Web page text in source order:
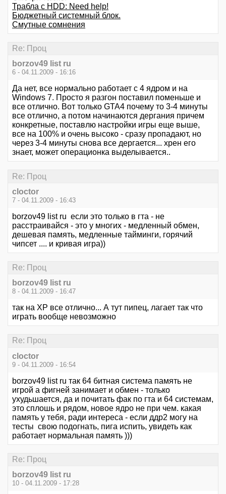
Трабла с HDD: Need help!
Бюджетный системный блок.
Смутные сомнения
Re: Проц
borzov49 list ru
6 - 04.11.2009 - 16:16
Да нет, все нормально работает с 4 ядром и на
Windows 7. Просто я разгон поставил поменьше и
все отлично. Вот только GTA4 почему то 3-4 минуты
все отлично, а потом начинаются дергания причем
конкретные, поставлю настройки игры еще выше,
все на 100% и очень высоко - сразу пропадают, но
через 3-4 минуты снова все дергается... хрен его
знает, может операционка выделывается..
Re: Проц
cloctor
7 - 04.11.2009 - 16:43
borzov49 list ru если это только в гта - не
расстраивайся - это у многих - медленный обмен,
дешевая память, медленные тайминги, горячий
чипсет .... и кривая игра))
Re: Проц
borzov49 list ru
8 - 04.11.2009 - 16:47
так на XP все отлично... А тут пипец, лагает так что
играть вообще невозможно
Re: Проц
cloctor
9 - 04.11.2009 - 16:54
borzov49 list ru так 64 битная система память не
игрой а фигней занимает и обмен - только
ухудьшается, да и почитать фак по гта и 64 системам,
это сплошь и рядом, новое ядро не при чем. какая
память у тебя, ради интереса - если ддр2 могу на
тесты свою подогнать, пига испить, увидеть как
работает нормальная память )))
Re: Проц
borzov49 list ru
10 - 04.11.2009 - 17:28